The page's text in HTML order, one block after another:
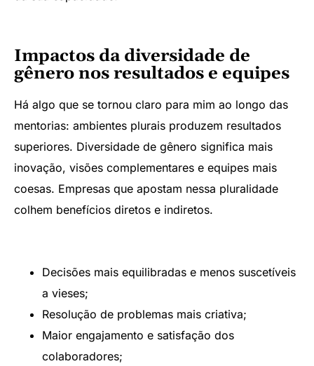
Impactos da diversidade de
gênero nos resultados e equipes
Há algo que se tornou claro para mim ao longo das
mentorias: ambientes plurais produzem resultados
superiores. Diversidade de gênero significa mais
inovação, visões complementares e equipes mais
coesas. Empresas que apostam nessa pluralidade
colhem benefícios diretos e indiretos.
Decisões mais equilibradas e menos suscetíveis
a vieses;
Resolução de problemas mais criativa;
Maior engajamento e satisfação dos
colaboradores;